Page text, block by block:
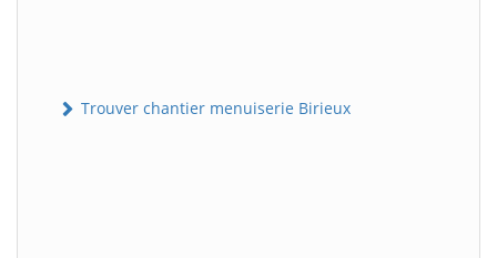
Trouver chantier menuiserie Birieux